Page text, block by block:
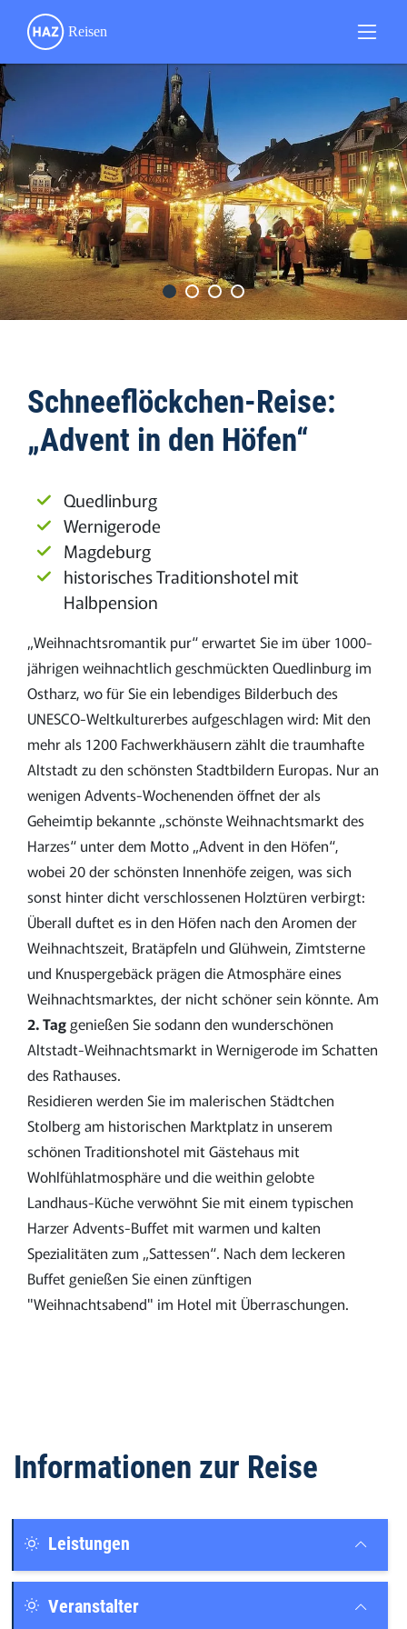
Schneeflöckchen-Reise:
„Advent in den Höfen“
Quedlinburg
Wernigerode
Magdeburg
historisches Traditionshotel mit
Halbpension
„Weihnachtsromantik pur“ erwartet Sie im über 1000-
jährigen weihnachtlich geschmückten Quedlinburg im
Ostharz, wo für Sie ein lebendiges Bilderbuch des
UNESCO-Weltkulturerbes aufgeschlagen wird: Mit den
mehr als 1200 Fachwerkhäusern zählt die traumhafte
Altstadt zu den schönsten Stadtbildern Europas. Nur an
wenigen Advents-Wochenenden öffnet der als
Geheimtip bekannte „schönste Weihnachtsmarkt des
Harzes“ unter dem Motto „Advent in den Höfen“,
wobei 20 der schönsten Innenhöfe zeigen, was sich
sonst hinter dicht verschlossenen Holztüren verbirgt:
Überall duftet es in den Höfen nach den Aromen der
Weihnachtszeit, Bratäpfeln und Glühwein, Zimtsterne
und Knuspergebäck prägen die Atmosphäre eines
Weihnachtsmarktes, der nicht schöner sein könnte. Am
2. Taggenießen Sie sodann den wunderschönen
Altstadt-Weihnachtsmarkt in Wernigerode im Schatten
des Rathauses.
Residieren werden Sie im malerischen Städtchen
Stolberg am historischen Marktplatz in unserem
schönen Traditionshotel mit Gästehaus mit
Wohlfühlatmosphäre und die weithin gelobte
Landhaus-Küche verwöhnt Sie mit einem typischen
Harzer Advents-Buffet mit warmen und kalten
Spezialitäten zum „Sattessen“. Nach dem leckeren
Buffet genießen Sie einen zünftigen
"Weihnachtsabend" im Hotel mit Überraschungen.
Informationen zur Reise
Leistungen
Veranstalter